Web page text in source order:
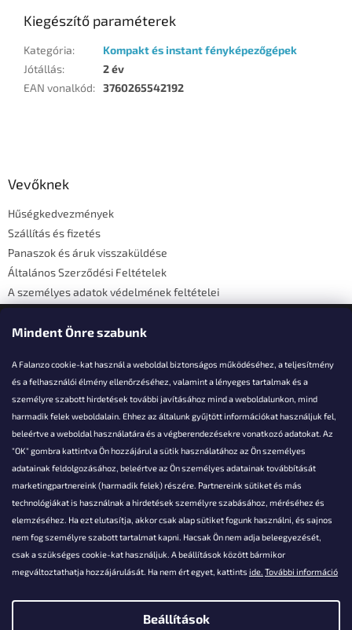
Mindent Önre szabunk
A Falanzo cookie-kat használ a weboldal biztonságos működéséhez, a teljesítmény
és a felhasználói élmény ellenőrzéséhez, valamint a lényeges tartalmak és a
személyre szabott hirdetések további javításához mind a weboldalunkon, mind
harmadik felek weboldalain. Ehhez az általunk gyűjtött információkat használjuk fel,
beleértve a weboldal használatára és a végberendezésekre vonatkozó adatokat. Az
"OK" gombra kattintva Ön hozzájárul a sütik használatához az Ön személyes
adatainak feldolgozásához, beleértve az Ön személyes adatainak továbbítását
marketingpartnereink (harmadik felek) részére. Partnereink sütiket és más
technológiákat is használnak a hirdetések személyre szabásához, méréséhez és
elemzéséhez. Ha ezt elutasítja, akkor csak alap sütiket fogunk használni, és sajnos
nem fog személyre szabott tartalmat kapni. Hacsak Ön nem adja beleegyezését,
csak a szükséges cookie-kat használjuk. A beállítások között bármikor
megváltoztathatja hozzájárulását. Ha nem ért egyet, kattints ide. További információ
Beállítások
Kiegészítő paraméterek
Kategória:
Kompakt és instant fényképezőgépek
Jótállás:
2 év
EAN vonalkód: 3760265542192
Vevőknek
Hűségkedvezmények
Szállítás és fizetés
Panaszok és áruk visszaküldése
Általános Szerződési Feltételek
A személyes adatok védelmének feltételei
Elérhetőségi adatok
Akarsz kérdezni valamit?
info@falanzo.hu